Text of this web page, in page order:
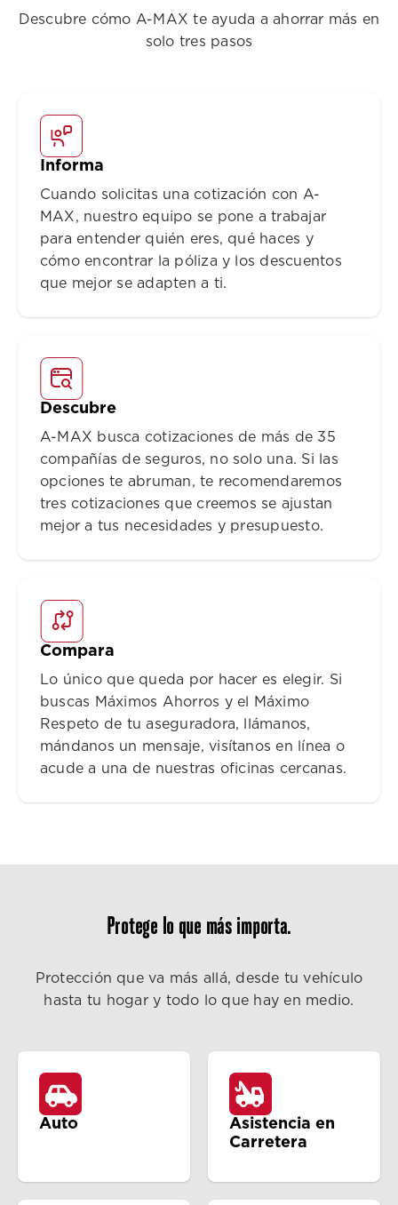
Descubre cómo A-MAX te ayuda a ahorrar más en
solo tres pasos
Informa
Cuando solicitas una cotización con A-
MAX, nuestro equipo se pone a trabajar
para entender quién eres, qué haces y
cómo encontrar la póliza y los descuentos
que mejor se adapten a ti.
Descubre
A-MAX busca cotizaciones de más de 35
compañías de seguros, no solo una. Si las
opciones te abruman, te recomendaremos
tres cotizaciones que creemos se ajustan
mejor a tus necesidades y presupuesto.
Compara
Lo único que queda por hacer es elegir. Si
buscas Máximos Ahorros y el Máximo
Respeto de tu aseguradora, llámanos,
mándanos un mensaje, visítanos en línea o
acude a una de nuestras oficinas cercanas.
Protege lo que más importa.
Protección que va más allá, desde tu vehículo
hasta tu hogar y todo lo que hay en medio.
Auto
Asistencia en
Carretera